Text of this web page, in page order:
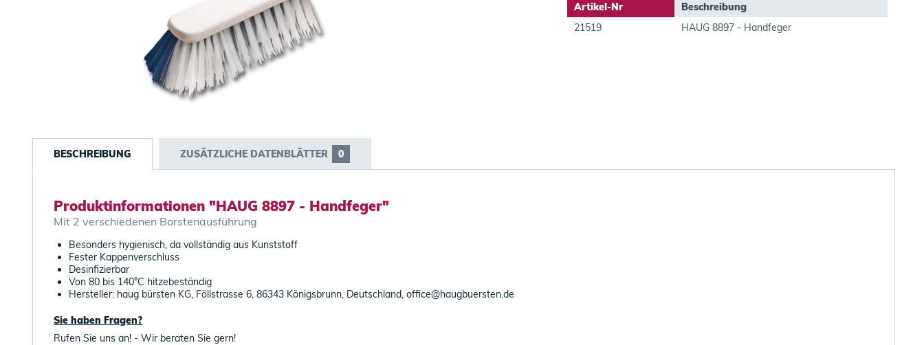
Artikel-Nr
Beschreibung
21519
HAUG 8897 - Handfeger
BESCHREIBUNG ZUSÄTZLICHE DATENBLÄTTER 0
Produktinformationen "HAUG 8897 - Handfeger"
Mit 2 verschiedenen Borstenausführung
Besonders hygienisch, da vollständig aus Kunststoff
Fester Kappenverschluss
Desinfizierbar
Von 80 bis 140°C hitzebeständig
Hersteller: haug bürsten KG, Föllstrasse 6, 86343 Königsbrunn, Deutschland, office@haugbuersten.de
Sie haben Fragen?
Rufen Sie uns an! - Wir beraten Sie gern!